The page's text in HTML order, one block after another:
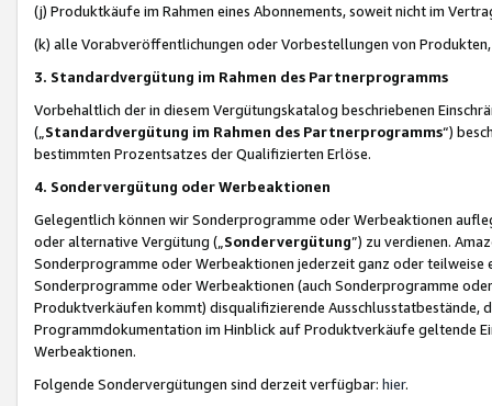
(j) Produktkäufe im Rahmen eines Abonnements, soweit nicht im
(k) alle Vorabveröffentlichungen oder Vorbestellungen von
3. Standardvergütung im Rahmen des Partnerprogramms
Vorbehaltlich der in diesem Vergütungskatalog beschriebenen
(„ Standardvergütung im Rahmen des Partnerprogramms“)
bestimmten Prozentsatzes der Qualifizierten Erlöse.
4. Sondervergütung oder Werbeaktionen
Gelegentlich können wir Sonderprogramme oder Werbeaktionen
oder alternative Vergütung („ Sondervergütung”) zu verdienen.
Sonderprogramme oder Werbeaktionen jederzeit ganz oder
Sonderprogramme oder Werbeaktionen (auch Sonderprogramme
Produktverkäufen kommt) disqualifizierende Ausschlusstatbestände,
Programmdokumentation im Hinblick auf Produktverkäufe geltende
Werbeaktionen.
Folgende Sondervergütungen sind derzeit verfügbar: hier.